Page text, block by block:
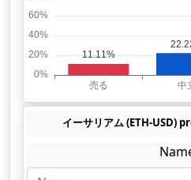
イーサリアム (ETH-USD)